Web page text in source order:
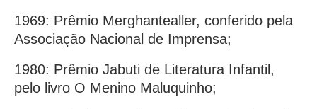
1969: Prêmio Merghantealler, conferido pela
Associação Nacional de Imprensa;
1980: Prêmio Jabuti de Literatura Infantil,
pelo livro O Menino Maluquinho;